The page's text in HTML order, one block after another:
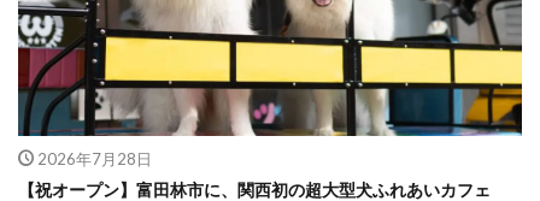
2026年7月28日
【祝オープン】富田林市に、関西初の超大型犬ふれあいカフェ